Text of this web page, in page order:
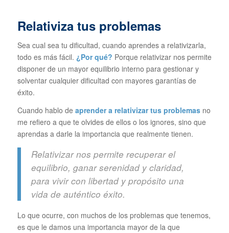
Relativiza tus problemas
Sea cual sea tu dificultad, cuando aprendes a relativizarla,
todo es más fácil. ¿Por qué? Porque relativizar nos permite
disponer de un mayor equilibrio interno para gestionar y
solventar cualquier dificultad con mayores garantías de
éxito.
Cuando hablo de aprender a relativizar tus problemasno
me refiero a que te olvides de ellos o los ignores, sino que
aprendas a darle la importancia que realmente tienen.
Relativizar nos permite recuperar el
equilibrio, ganar serenidad y claridad,
para vivir con libertad y propósito una
vida de auténtico éxito.
Lo que ocurre, con muchos de los problemas que tenemos,
es que le damos una importancia mayor de la que